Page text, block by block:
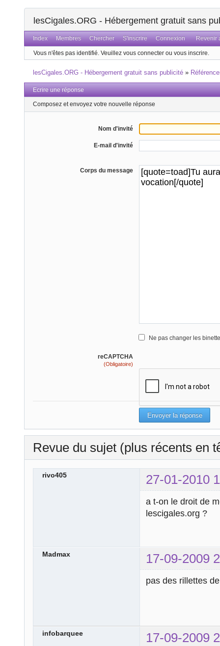
lesCigales.ORG - Hébergement gratuit sans
Index Membres Chercher S'inscrire Connexion Revenir
Vous n'êtes pas identifié. Veuillez vous connecter ou vous inscrire.
lesCigales.ORG - Hébergement gratuit sans publicité »
Ecrire une réponse
Composez et envoyez votre nouvelle réponse
Nom d'invité
E-mail d'invité
Corps du message
Ne pas changer les
reCAPTCHA
(Obligatoire)
Revue du sujet (plus récents en
rivo405 27-01-2010
a t-on le droit de
lescigales.org ?
Madmax 17-09-2009
pas des rillettes
infobarquee 17-09-2009